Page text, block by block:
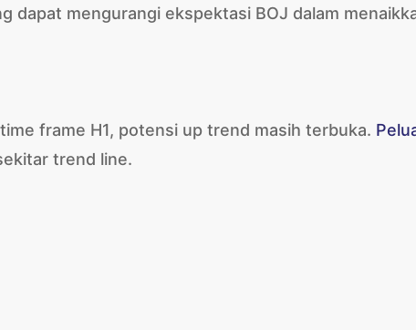
dapat mengurangi ekspektasi BOJ dalam
frame H1, potensi up trend masih terbuka.
trend line.